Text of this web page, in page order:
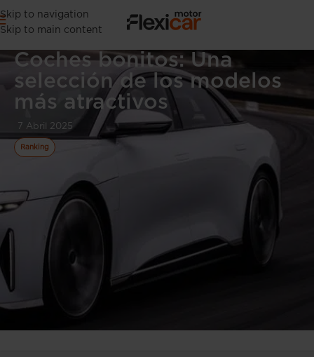
Skip to navigation
Skip to main content
Coches bonitos: Una
selección de los modelos
más atractivos
7 Abril 2025
Ranking